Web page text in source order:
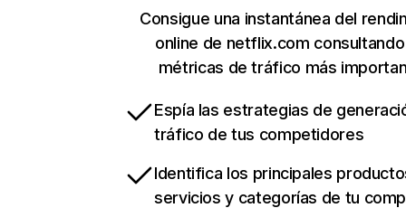
Consigue una instantánea del
online de netflix.com
métricas de tráfico más
Espía las estrategias de
tráfico de tus competidores
Identifica los principales
servicios y categorías de tu